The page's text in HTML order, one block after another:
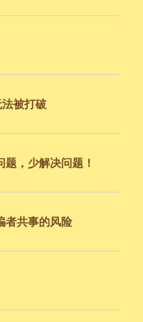
被打破
，少解决问题！
者共事的风险